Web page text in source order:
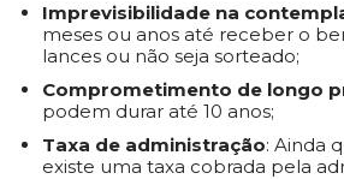
Imprevisibilidade na
meses ou anos até receber o
lances ou não seja sorteado;
Comprometimento de longo
podem durar até 10 anos;
Taxa de administração: Ainda
existe uma taxa cobrada pela